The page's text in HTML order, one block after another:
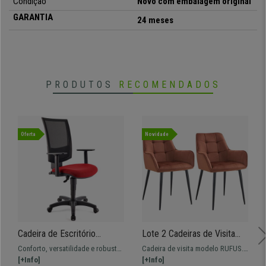
GARANTIA
24 meses
PRODUTOS RECOMENDADOS
Oferta
Cadeira de Escritório
PANDORA PLUS, Encosto
em Malha, Braços
Conforto, versatilidade e robustez
a um preço imbatível. Este super
[+Info]
Novidade
Lote 2 Cadeiras de Visita
RUFUS, Design Elegante,
Estrutura em Metal, em
Cadeira de visita modelo RUFUS.
Modelo com estrutura em metal e
[+Info]